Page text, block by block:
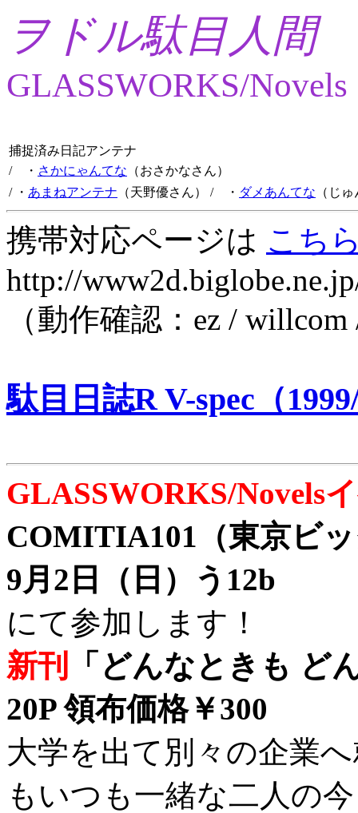
ヲドル駄目人間
GLASSWORKS/Novels
捕捉済み日記アンテナ
/ ・ さかにゃんてな （おさかなさん）
/ ・ あまねアンテナ （天野優さん） / ・ ダメあんてな （じ
携帯対応ページは こち
http://
（動作確認：ez /
駄目日誌R V-spec（
GLASSWORKS/Novels
COMITIA101（東京ビ
9月2日（日）う12b
にて参加します！
新刊
「どんなときも ど
20P 領布価格￥300
大学を出て別々の企業
もいつも一緒な二人の